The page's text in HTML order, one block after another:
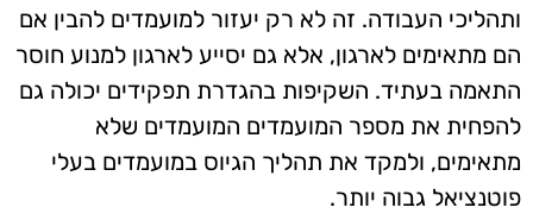
ותהליכי העבודה. זה לא רק יעזור למועמדים להבין אם
הם מתאימים לארגון, אלא גם יסייע לארגון למנוע חוסר
התאמה בעתיד. השקיפות בהגדרת תפקידים יכולה גם
להפחית את מספר המועמדים המועמדים שלא
מתאימים, ולמקד את תהליך הגיוס במועמדים בעלי
פוטנציאל גבוה יותר.